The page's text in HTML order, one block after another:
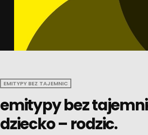
EMITYPY BEZ TAJEMNIC
emitypy bez
dziecko – rodzic.